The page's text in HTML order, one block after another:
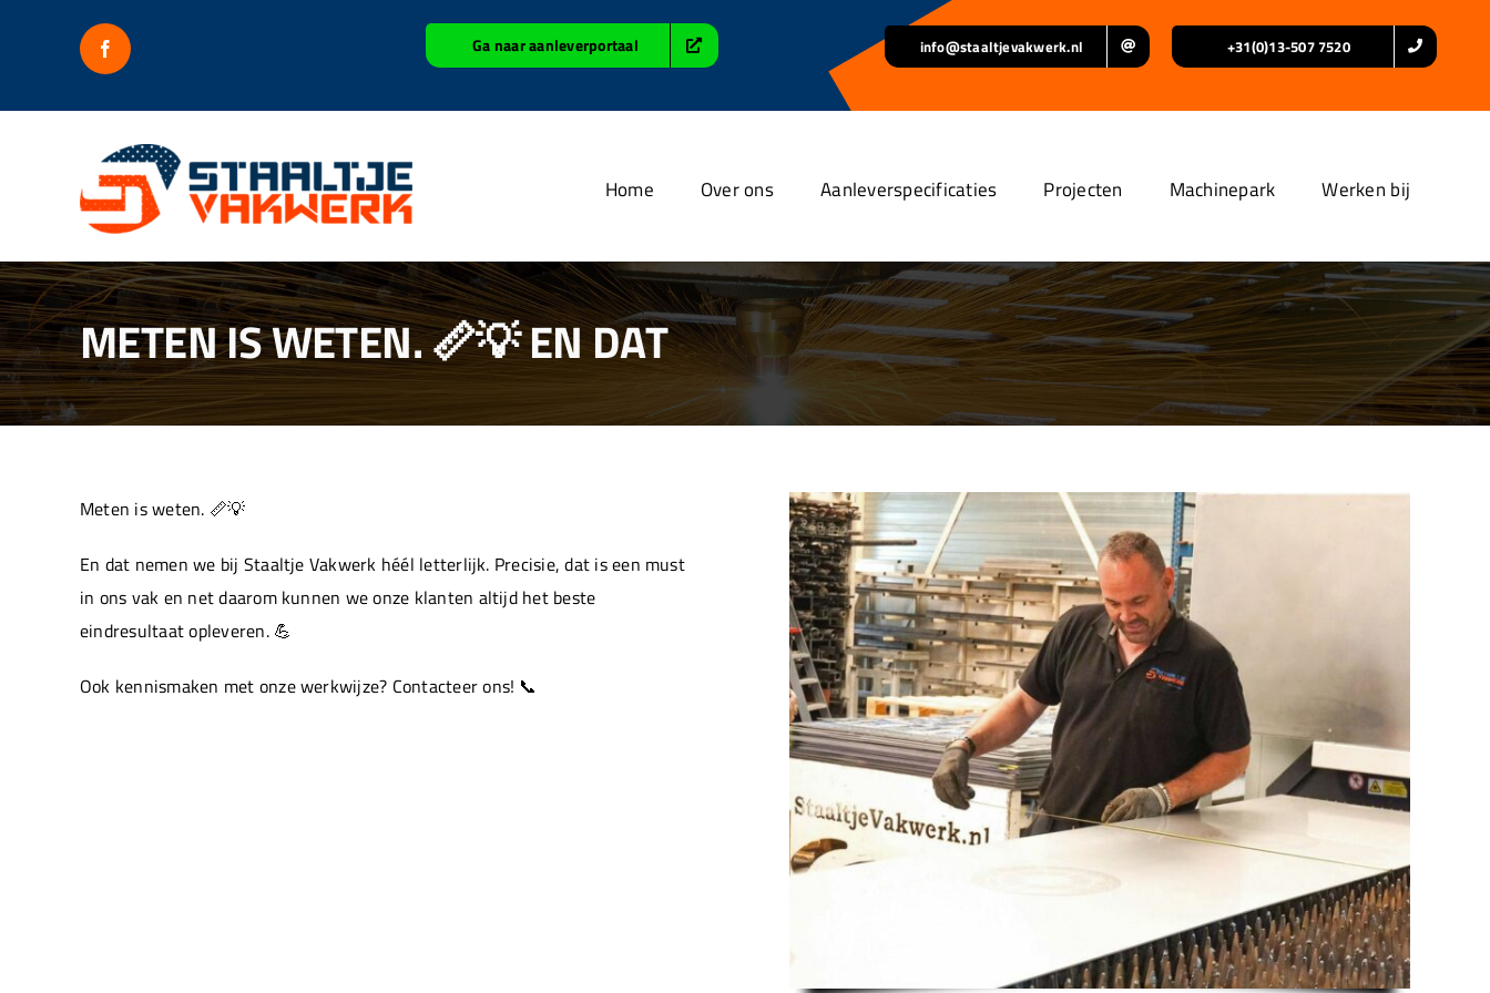
Ga naar aanleverportaal info@staaltjevakwerk.nl +31(0)13-507 7520
Home Over ons Aanleverspecificaties Projecten Machinepark Werken bij
METEN IS WETEN. 📏💡 EN DAT
Meten is weten. 📏💡
En dat nemen we bij Staaltje Vakwerk héél letterlijk. Precisie, dat is een must
in ons vak en net daarom kunnen we onze klanten altijd het beste
eindresultaat opleveren. 💪
Ook kennismaken met onze werkwijze? Contacteer ons! 📞